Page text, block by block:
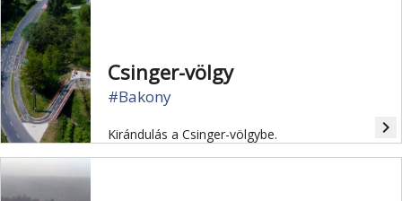
Csinger-völgy
#Bakony
Kirándulás a Csinger-völgybe. navigate_next